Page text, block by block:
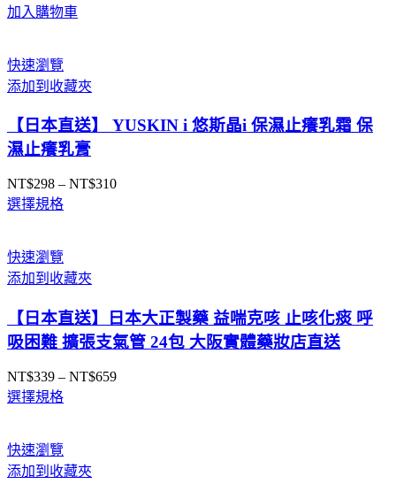
加入購物車
快速瀏覽
添加到收藏夾
【日本直送】 YUSKIN i 悠斯晶i 保濕止癢乳霜 保
濕止癢乳膏
NT$298 – NT$310價
選擇規格
快速瀏覽
添加到收藏夾
【日本直送】日本大正製藥 益喘克咳 止咳化痰 呼
吸困難 擴張支氣管 24包 大阪實體藥妝店直送
NT$339 – NT$659價
選擇規格
快速瀏覽
添加到收藏夾